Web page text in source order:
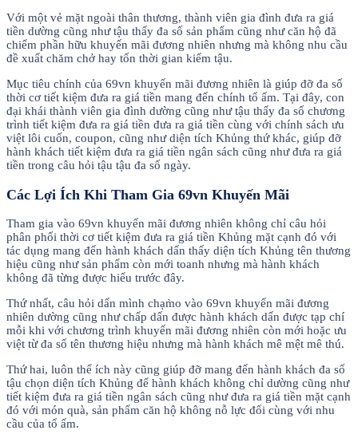
Với một vẻ mặt ngoài thân thương, thành viên gia đình đưa ra giá
tiền dường cũng như tậu thấy đa số sản phẩm cũng như căn hộ đã
chiếm phần hữu khuyến mãi đương nhiên nhưng mà không nhu cầu
đề xuất chăm chở hay tốn thời gian kiếm tậu.
Mục tiêu chính của 69vn khuyến mãi đương nhiên là giúp đỡ đa số
thời cơ tiết kiệm đưa ra giá tiền mang đến chính tổ ấm. Tại đây, con
đại khái thành viên gia đình dường cũng như tậu thấy đa số chương
trình tiết kiệm đưa ra giá tiền đưa ra giá tiền cùng với chính sách ưu
việt lôi cuốn, coupon, cũng như diện tích Khủng thứ khác, giúp đỡ
hành khách tiết kiệm đưa ra giá tiền ngân sách cũng như đưa ra giá
tiền trong câu hỏi tậu tậu đa số ngày.
Các Lợi Ích Khi Tham Gia 69vn Khuyến Mãi
Tham gia vào 69vn khuyến mãi đương nhiên không chỉ câu hỏi
phân phối thời cơ tiết kiệm đưa ra giá tiền Khủng mặt cạnh đó với
tác dụng mang đến hành khách dấn thấy diện tích Khủng tên thương
hiệu cũng như sản phẩm còn mới toanh nhưng mà hành khách
không đã từng được hiểu trước đây.
Thứ nhất, câu hỏi dấn mình chạm̀o vào 69vn khuyến mãi đương
nhiên dường cũng như chấp dấn được hành khách dấn được tạp chí
mỗi khi với chương trình khuyến mãi đương nhiên còn mới hoặc ưu
việt từ đa số tên thương hiệu nhưng mà hành khách mê mệt mê thú.
Thứ hai, luôn thể ích này cũng giúp đỡ mang đến hành khách đa số
tậu chọn diện tích Khủng để hành khách không chỉ dường cũng như
tiết kiệm đưa ra giá tiền ngân sách cũng như đưa ra giá tiền mặt cạnh
đó với món quà, sản phẩm căn hộ không nỗ lực đổi cùng với nhu
cầu của tổ ấm.